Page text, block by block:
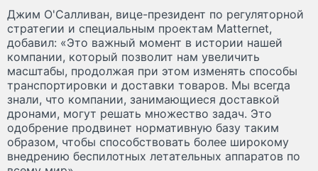
Джим О'Салливан, вице-президент по регуляторной
стратегии и специальным проектам Matternet,
добавил: «Это важный момент в истории нашей
компании, который позволит нам увеличить
масштабы, продолжая при этом изменять способы
транспортировки и доставки товаров. Мы всегда
знали, что компании, занимающиеся доставкой
дронами, могут решать множество задач. Это
одобрение продвинет нормативную базу таким
образом, чтобы способствовать более широкому
внедрению беспилотных летательных аппаратов по